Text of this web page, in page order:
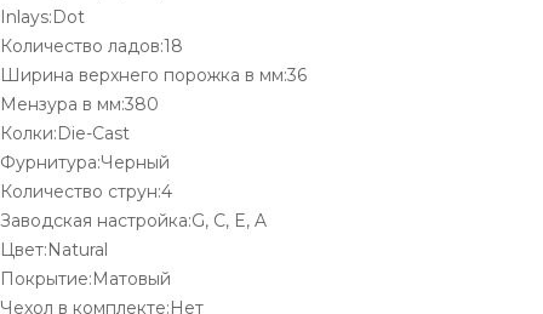
Inlays:Dot
Количество ладов:18
Ширина верхнего порожка в мм:36
Мензура в мм:380
Колки:Die-Cast
Фурнитура:Черный
Количество струн:4
Заводская настройка:G, C, E, A
Цвет:Natural
Покрытие:Матовый
Чехол в комплекте:Нет